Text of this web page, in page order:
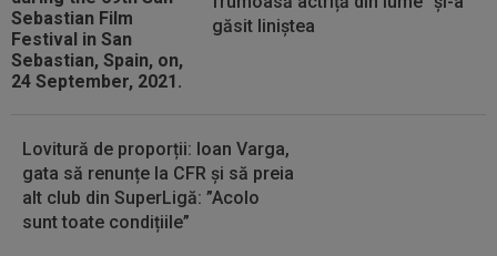
acord total pentru Rodri!
18:20
(P) O nouă etapă a gazdelor? Cum arată Cotele
Superbet pentru etapa #4
găsit liniștea
Lovitură de proporții: Ioan Varga,
gata să renunțe la CFR și să preia
alt club din SuperLigă: ”Acolo
sunt toate condițiile”